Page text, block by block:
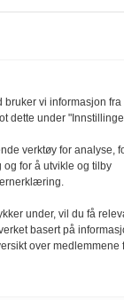
bruker vi informasjon fra
dette under
verktøy for analyse,
for å utvikle og tilby
under, vil du få
basert på
over medlemmene